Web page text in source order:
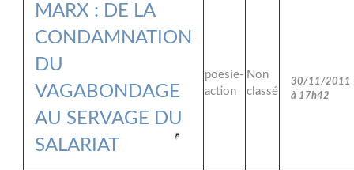
MARX : DE LA
CONDAMNATION
DU
VAGABONDAGE
AU SERVAGE DU
SALARIAT
poesie-
action
Non
classé
30/11/2011
à 17h42